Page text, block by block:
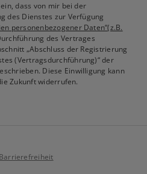
dass von mir bei der
des Dienstes zur Verfügung
personenbezogener Daten“(z.B.
des Vertrages
„Abschluss der Registrierung
(Vertragsdurchführung)“ der
Diese Einwilligung kann
Zukunft widerrufen.
Barrierefreiheit